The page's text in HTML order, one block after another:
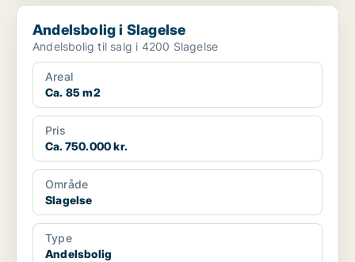
Andelsbolig i Slagelse
Andelsbolig i Slagelse
Andelsbolig til salg i 4200 Slagelse
Areal
Ca. 85 m2
Pris
Ca. 750.000 kr.
Område
Slagelse
Type
Andelsbolig